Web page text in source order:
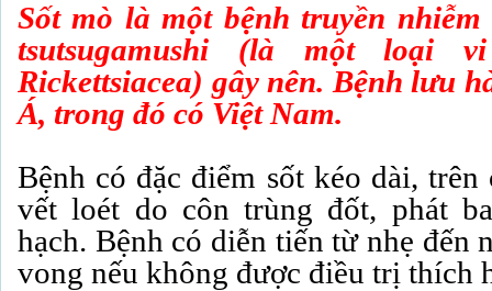
Sốt mò là một bệnh truyền
tsutsugamushi (là một loại
Rickettsiacea) gây nên. Bệnh lưu
Á, trong đó có Việt Nam.
Bệnh có đặc điểm sốt kéo dài,
vết loét do côn trùng đốt, phát
hạch. Bệnh có diễn tiến từ nhẹ đến
vong nếu không được điều trị thích